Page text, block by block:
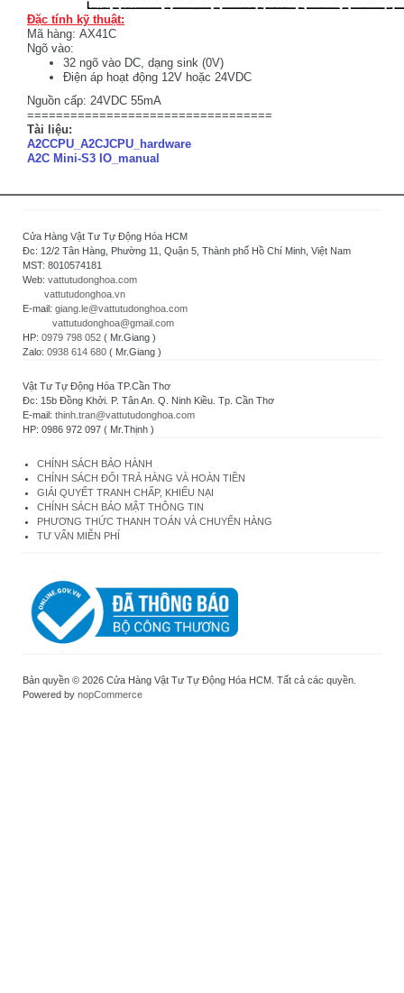
Đặc tính kỹ thuật:
Mã hàng: AX41C
Ngõ vào:
32 ngõ vào DC, dạng sink (0V)
Điện áp hoạt động 12V hoặc 24VDC
Nguồn cấp: 24VDC 55mA
==================================
Tài liệu:
A2CCPU_A2CJCPU_hardware
A2C Mini-S3 IO_manual
Cửa Hàng Vật Tư Tự Động Hóa HCM
Đc: 12/2 Tân Hàng, Phường 11, Quận 5, Thành phố Hồ Chí Minh, Việt Nam
MST: 8010574181
Web: vattutudonghoa.com
vattutudonghoa.vn
E-mail: giang.le@vattutudonghoa.com
vattutudonghoa@gmail.com
HP: 0979 798 052 ( Mr.Giang )
Zalo: 0938 614 680 ( Mr.Giang )
Vật Tư Tự Động Hóa TP.Cần Thơ
Đc: 15b Đồng Khởi. P. Tân An. Q. Ninh Kiều. Tp. Cần Thơ
E-mail: thinh.tran@vattutudonghoa.com
HP: 0986 972 097 ( Mr.Thịnh )
CHÍNH SÁCH BẢO HÀNH
CHÍNH SÁCH ĐỔI TRẢ HÀNG VÀ HOÀN TIỀN
GIẢI QUYẾT TRANH CHẤP, KHIẾU NẠI
CHÍNH SÁCH BẢO MẬT THÔNG TIN
PHƯƠNG THỨC THANH TOÁN VÀ CHUYỂN HÀNG
TƯ VẤN MIỄN PHÍ
Bản quyền © 2026 Cửa Hàng Vật Tư Tự Động Hóa HCM. Tất cả các quyền.
Powered by nopCommerce